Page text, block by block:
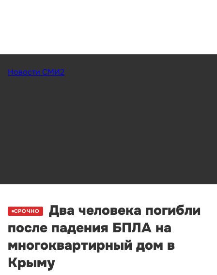
Новости СМИ2
СРОЧНО
Два человека погибли
после падения БПЛА на
многоквартирный дом в
Крыму